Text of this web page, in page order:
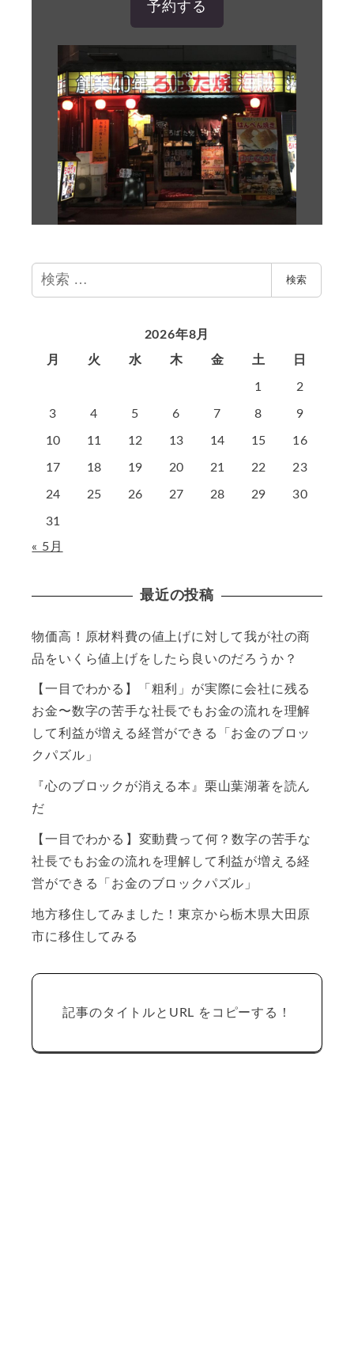
予約する
検
索
検索
2026年8月
月
火 水 木 金 土 日
1 2
3 4 5 6 7 8 9
10 11 12 13 14 15 16
17 18 19 20 21 22 23
24 25 26 27 28 29 30
31
« 5月
最近の投稿
物価高！原材料費の値上げに対して我が社の商
品をいくら値上げをしたら良いのだろうか？
【一目でわかる】「粗利」が実際に会社に残る
お金〜数字の苦手な社長でもお金の流れを理解
して利益が増える経営ができる「お金のブロッ
クパズル」
『心のブロックが消える本』栗山葉湖著を読ん
だ
【一目でわかる】変動費って何？数字の苦手な
社長でもお金の流れを理解して利益が増える経
営ができる「お金のブロックパズル」
地方移住してみました！東京から栃木県大田原
市に移住してみる
記事のタイトルとURL をコピーする！